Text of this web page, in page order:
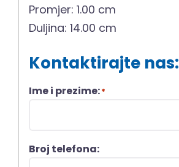
Promjer: 1.00 cm
Duljina: 14.00 cm
Kontaktirajte nas:
Ime i prezime:*
Broj telefona: